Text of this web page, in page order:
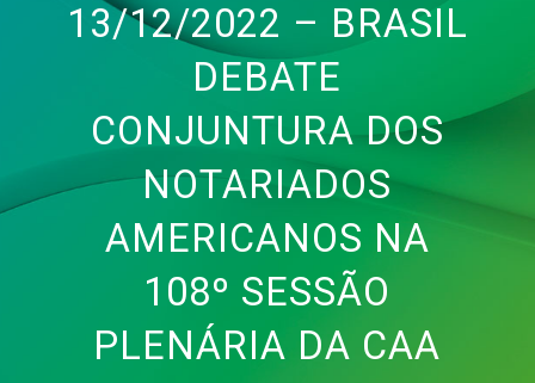
13/12/2022 – BRASIL
DEBATE
CONJUNTURA DOS
NOTARIADOS
AMERICANOS NA
108º SESSÃO
PLENÁRIA DA CAA